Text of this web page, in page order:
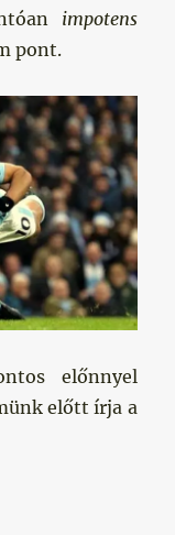
impotens
pont.
előnnyel
előtt írja a